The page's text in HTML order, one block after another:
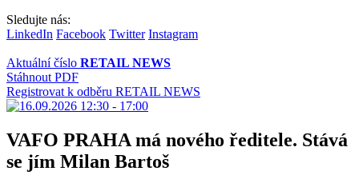
Sledujte nás:
LinkedIn Facebook Twitter Instagram
Aktuální číslo RETAIL NEWS
Stáhnout PDF
Registrovat k odběru RETAIL NEWS
VAFO PRAHA má nového ředitele. Stává
se jím Milan Bartoš